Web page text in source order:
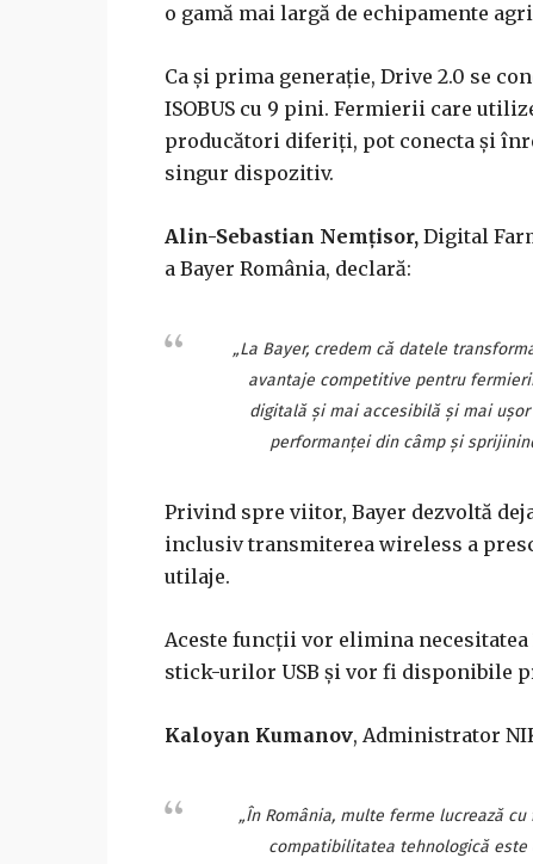
o gamă mai largă de echipamente
Ca și prima generație, Drive 2.0 se
ISOBUS cu 9 pini. Fermierii care
producători diferiți, pot conecta și
singur dispozitiv.
Alin-Sebastian Nemțisor, Digital
a Bayer România, declară:
„La Bayer, credem că datele
avantaje competitive pentru
digitală și mai accesibilă și mai
performanței din câmp și
Privind spre viitor, Bayer dezvoltă
inclusiv transmiterea wireless a
utilaje.
Aceste funcții vor elimina
stick-urilor USB și vor fi disponibile
Kaloyan Kumanov, Administrator
„În România, multe ferme lucrează
compatibilitatea tehnologică